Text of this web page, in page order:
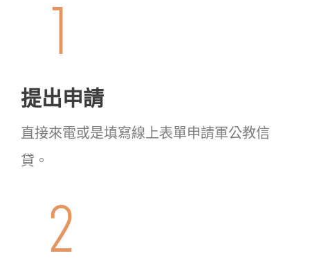
提出申請
直接來電或是填寫線上表單申請軍公教信
貸。